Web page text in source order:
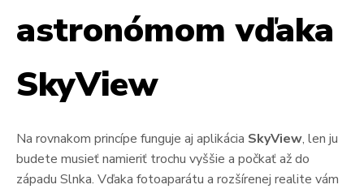
astronómom vďaka
SkyView
Na rovnakom princípe funguje aj aplikácia SkyView, len ju
budete musieť namieriť trochu vyššie a počkať až do
západu Slnka. Vďaka fotoaparátu a rozšírenej realite vám